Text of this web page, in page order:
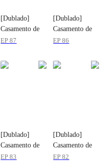
[Dublado]
Casamento de
Repente, Filhos
EP87
[Dublado]
Casamento de
Repente, Filhos
EP86
[Dublado]
Casamento de
Repente, Filhos
EP83
[Dublado]
Casamento de
Repente, Filhos
EP82